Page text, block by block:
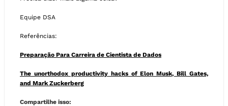
Equipe DSA
Referências:
Preparação Para Carreira de Cientista de Dados
The unorthodox productivity hacks of Elon Musk, Bill Gates,
and Mark Zuckerberg
Compartilhe isso: